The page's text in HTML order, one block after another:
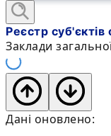
Реєстр суб'єктів
Заклади
Дані оновлено: